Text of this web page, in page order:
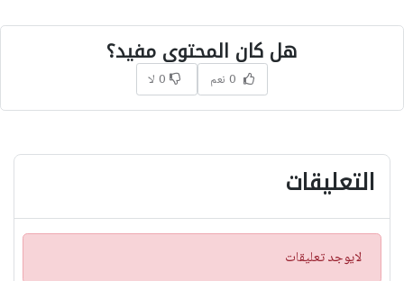
هل كان المحتوى مفيد؟
0 نعم 0 لا
التعليقات
تلايوجد تعليقات